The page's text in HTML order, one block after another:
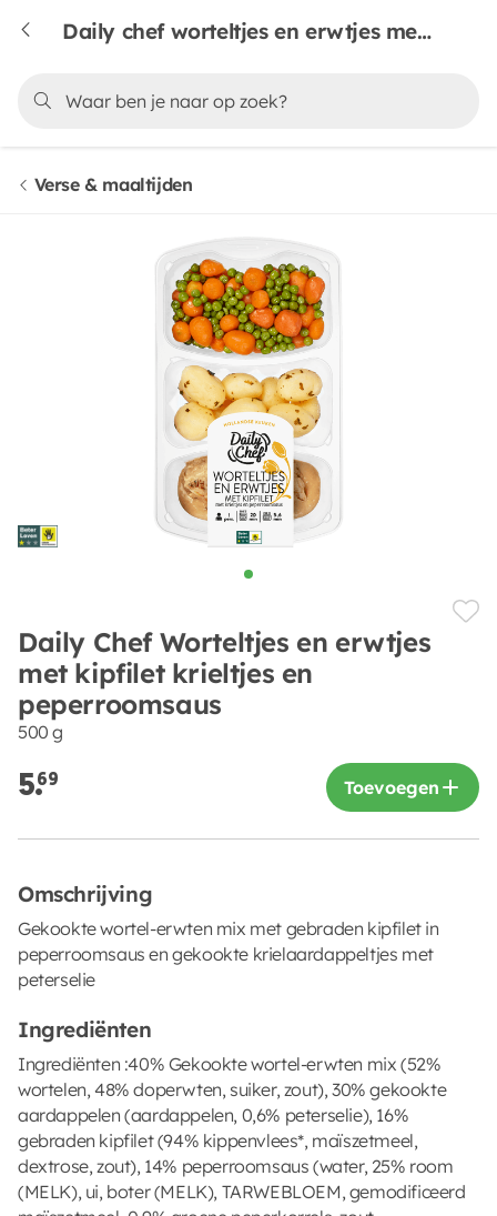
Daily chef worteltjes en erwtjes met kipfilet krieltjes en peperroomsaus
Verse & maaltijden
Daily Chef Worteltjes en erwtjes
met kipfilet krieltjes en
peperroomsaus
500 g
5.69 Toevoegen
Omschrijving
Gekookte wortel-erwten mix met gebraden kipfilet in
peperroomsaus en gekookte krielaardappeltjes met
peterselie
Ingrediënten
Ingrediënten :40% Gekookte wortel-erwten mix (52%
wortelen, 48% doperwten, suiker, zout), 30% gekookte
aardappelen (aardappelen, 0,6% peterselie), 16%
gebraden kipfilet (94% kippenvlees*, maïszetmeel,
dextrose, zout), 14% peperroomsaus (water, 25% room
(MELK), ui, boter (MELK), TARWEBLOEM, gemodificeerd